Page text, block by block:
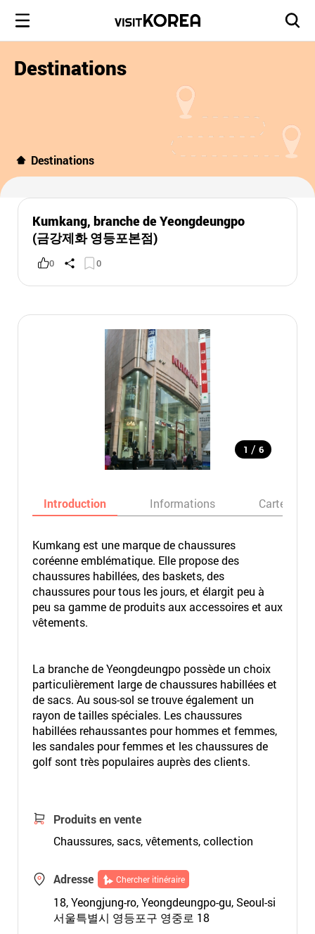
Destinations
Destinations
Kumkang, branche de Yeongdeungpo
(금강제화 영등포본점)
0 0
1 / 6
Introduction Informations Carte
Kumkang est une marque de chaussures
coréenne emblématique. Elle propose des
chaussures habillées, des baskets, des
chaussures pour tous les jours, et élargit peu à
peu sa gamme de produits aux accessoires et aux
vêtements.
La branche de Yeongdeungpo possède un choix
particulièrement large de chaussures habillées et
de sacs. Au sous-sol se trouve également un
rayon de tailles spéciales. Les chaussures
habillées rehaussantes pour hommes et femmes,
les sandales pour femmes et les chaussures de
golf sont très populaires auprès des clients.
Produits en vente
Chaussures, sacs, vêtements, collection
Adresse Chercher itinéraire
18, Yeongjung-ro, Yeongdeungpo-gu, Seoul-si
서울특별시 영등포구 영중로 18